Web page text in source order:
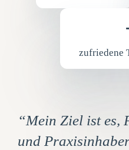
zufriedene
“Mein Ziel ist es,
und